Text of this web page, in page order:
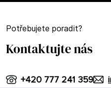
Potřebujete poradit?
Kontaktujte nás
+420 777 241 359